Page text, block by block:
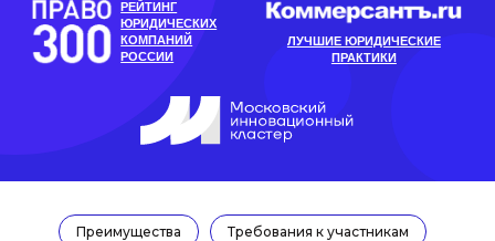
Преимущества Требования к участникам
Рейтинг материала:
юрист практики цифрового
права